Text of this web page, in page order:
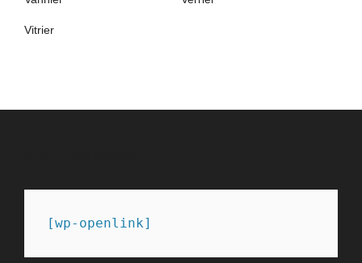
Vitrier
[wp-openlink]